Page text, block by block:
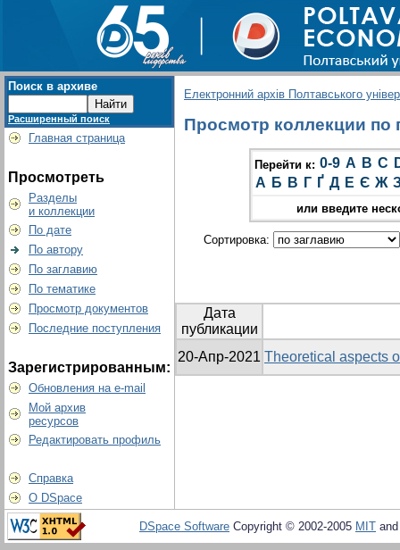
Поиск в архиве
Расширенный поиск
Главная страница
Просмотреть
Разделы
и коллекции
По дате
По автору
По заглавию
По тематике
Просмотр документов
Последние поступления
Зарегистрированным:
Обновления на e-mail
Мой архив
ресурсов
Редактировать профиль
Справка
О DSpace
Електронний архів Полтавського
Просмотр коллекции по
Перейти к: 0-9 A B C
А Б В Г Ґ Д Е Є Ж
или введите
Сортировка:
Дата
публикации
20-Апр-2021 Theoretical aspects
DSpace Software Copyright © 2002-2005 MIT